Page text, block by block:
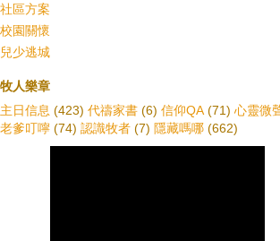
社區方案
校園關懷
兒少逃城
牧人樂章
主日信息 (423) 代禱家書 (6) 信仰QA (71) 心靈微
老爹叮嚀 (74) 認識牧者 (7) 隱藏嗎哪 (662)